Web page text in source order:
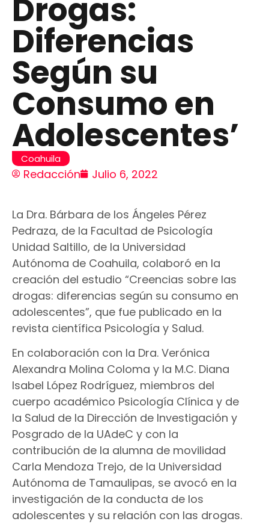
Drogas:
Diferencias
Según su
Consumo en
Adolescentes’
Coahuila
Redacción Julio 6, 2022
La Dra. Bárbara de los Ángeles Pérez
Pedraza, de la Facultad de Psicología
Unidad Saltillo, de la Universidad
Autónoma de Coahuila, colaboró en la
creación del estudio “Creencias sobre las
drogas: diferencias según su consumo en
adolescentes”, que fue publicado en la
revista científica Psicología y Salud.
En colaboración con la Dra. Verónica
Alexandra Molina Coloma y la M.C. Diana
Isabel López Rodríguez, miembros del
cuerpo académico Psicología Clínica y de
la Salud de la Dirección de Investigación y
Posgrado de la UAdeC y con la
contribución de la alumna de movilidad
Carla Mendoza Trejo, de la Universidad
Autónoma de Tamaulipas, se avocó en la
investigación de la conducta de los
adolescentes y su relación con las drogas.